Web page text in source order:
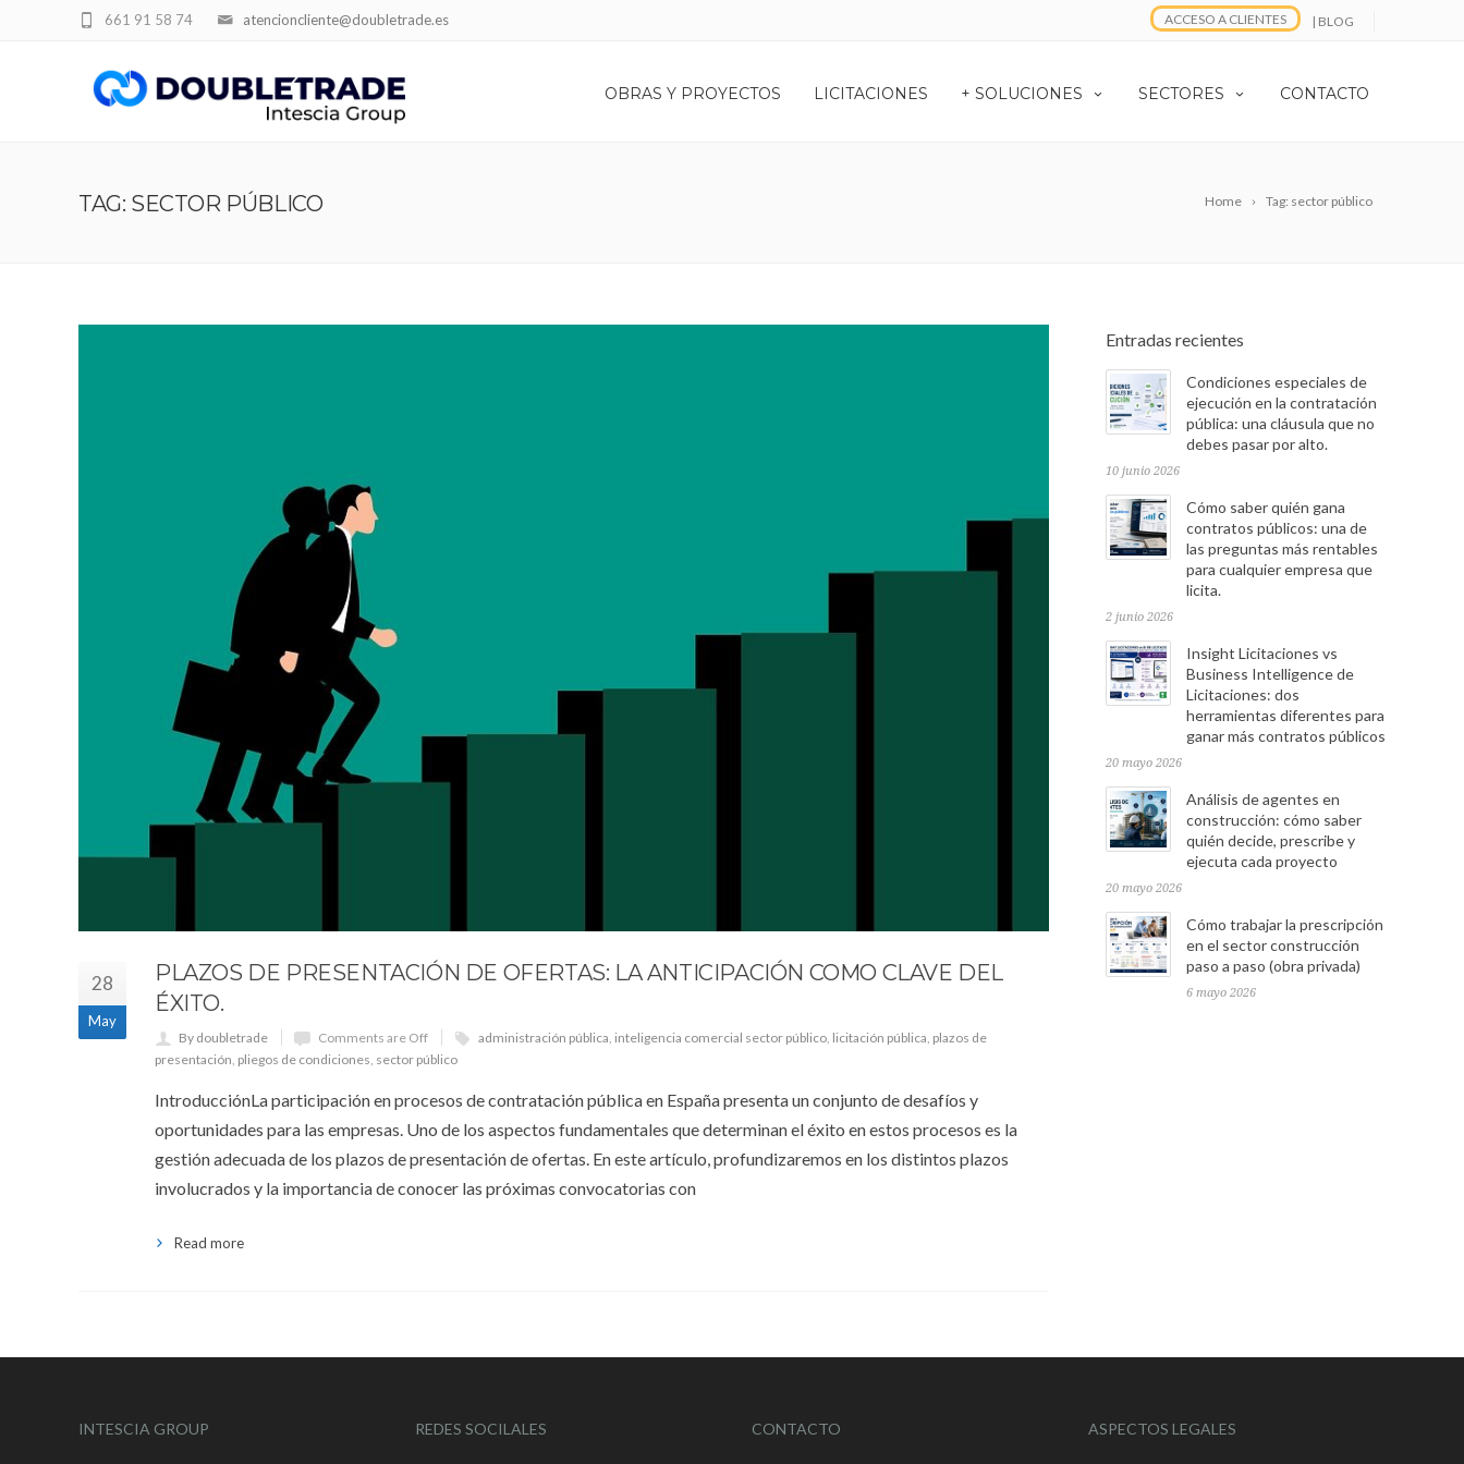
atencioncliente@doubletrade.es
661 91 58 74 ACCESO A CLIENTES | BLOG
OBRAS Y PROYECTOS LICITACIONES + SOLUCIONES SECTORES CONTACTO
Home Tag: sector público
TAG: SECTOR PÚBLICO
28
May
PLAZOS DE PRESENTACIÓN DE OFERTAS: LA ANTICIPACIÓN COMO CLAVE DEL
ÉXITO.
By doubletrade Comments are Off administración pública inteligencia comercial sector público licitación pública plazos de
presentación pliegos de condiciones sector público
IntroducciónLa participación en procesos de contratación pública en España presenta un conjunto de desafíos y
oportunidades para las empresas. Uno de los aspectos fundamentales que determinan el éxito en estos procesos es la
gestión adecuada de los plazos de presentación de ofertas. En este artículo, profundizaremos en los distintos plazos
involucrados y la importancia de conocer las próximas convocatorias con
Read more
Entradas recientes
Condiciones especiales de
ejecución en la contratación
pública: una cláusula que no
debes pasar por alto.
10 junio 2026
Cómo saber quién gana
contratos públicos: una de
las preguntas más rentables
para cualquier empresa que
licita.
2 junio 2026
Insight Licitaciones vs
Business Intelligence de
Licitaciones: dos
herramientas diferentes para
ganar más contratos públicos
20 mayo 2026
Análisis de agentes en
construcción: cómo saber
quién decide, prescribe y
ejecuta cada proyecto
20 mayo 2026
Cómo trabajar la prescripción
en el sector construcción
paso a paso (obra privada)
6 mayo 2026
INTESCIA GROUP REDES SOCILALES CONTACTO ASPECTOS LEGALES